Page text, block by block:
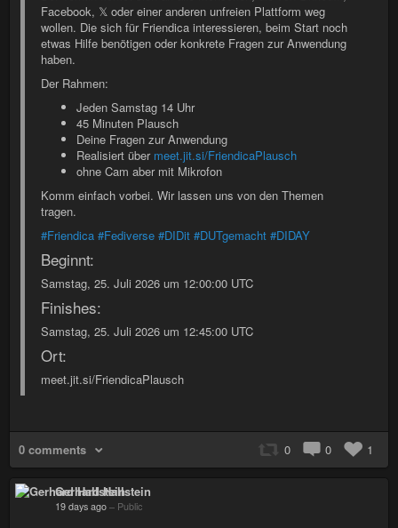
Facebook, 𝕏 oder einer anderen unfreien Plattform weg
wollen. Die sich für Friendica interessieren, beim Start noch
etwas Hilfe benötigen oder konkrete Fragen zur Anwendung
haben.
Der Rahmen:
Jeden Samstag 14 Uhr
45 Minuten Plausch
Deine Fragen zur Anwendung
Realisiert über meet.jit.si/FriendicaPlausch
ohne Cam aber mit Mikrofon
Komm einfach vorbei. Wir lassen uns von den Themen
tragen.
#Friendica #Fediverse #DIDit #DUTgemacht #DIDAY
Beginnt:
Samstag, 25. Juli 2026 um 12:00:00 UTC
Finishes:
Samstag, 25. Juli 2026 um 12:45:00 UTC
Ort:
meet.jit.si/FriendicaPlausch
0 comments 0 0 1
Gerhard Hallstein
19 days ago – Public